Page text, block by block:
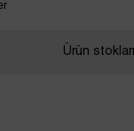
Ürün